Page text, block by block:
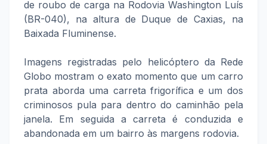
de roubo de carga na Rodovia Washington Luís
(BR-040), na altura de Duque de Caxias, na
Baixada Fluminense.
Imagens registradas pelo helicóptero da Rede
Globo mostram o exato momento que um carro
prata aborda uma carreta frigorífica e um dos
criminosos pula para dentro do caminhão pela
janela. Em seguida a carreta é conduzida e
abandonada em um bairro às margens rodovia.